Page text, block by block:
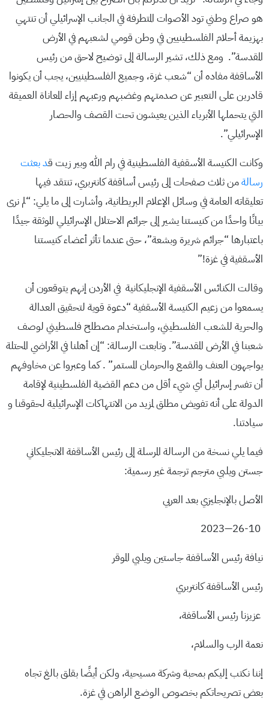
هو صراع وطني تود الأصوات المتطرفة في الجانب الإسرائيلي أن تنتهي
بهزيمة أحلام الفلسطينيين في وطن قومي لشعبهم في الأرض
المقدسة”. ومع ذلك، تشير الرسالة إلى توضيح لاحق من رئيس
الأساقفة مفاده أن “شعب غزة، وجميع الفلسطينيين، يجب أن يكونوا
قادرين على التعبير عن صدمتهم وغضبهم ورعبهم إزاء المعاناة العميقة
التي يتحملها الأبرياء الذين يعيشون تحت القصف والحصار
الإسرائيلي”.
وكانت الكنيسة الأسقفية الفلسطينية في رام الله وبير زيت قد بعثت
رسالةمن ثلاث صفحات إلى رئيس أساقفة كانتربري، تنتقد فيها
تعليقاته العامة في وسائل الإعلام البريطانية، وأشارت إلى ما يلي: “لم نرى
بيانًا واحدًا من كنيستنا يشير إلى جرائم الاحتلال الإسرائيلي الموثقة جيدًا
باعتبارها “جرائم شريرة وبشعة”، حتى عندما تأثر أعضاء كنيستنا
الأسقفية في غزة!”
وقالت الكنائس الأسقفية الإنجليكانية في الأردن إنهم يتوقعون أن
يسمعوا من زعيم الكنيسة الأسقفية “دعوة قوية لتحقيق العدالة
والحرية للشعب الفلسطيني، واستخدام مصطلح فلسطيني لوصف
شعبنا في الأرض المقدسة”. وتابعت الرسالة: “إن أهلنا في الأراضي المحتلة
يواجهون العنف والقمع والحرمان المستمر” . كما وعبروا عن مخاوفهم
أن تفسر إسرائيل أي شيء أقل من دعم القضية الفلسطينية لإقامة
الدولة على أنه تفويض مطلق لمزيد من الانتهاكات الإسرائيلية لحقوقنا و
سيادتنا.
فيما يلي نسخة من الرسالة المرسلة إلى رئيس الأساقفة الانجليكاني
جستن ويلبي مترجم ترجمة غير رسمية:
الأصل بالإنجليزي بعد العربي
نيافة رئيس الأساقفة جاستين ويلبي الموقر
رئيس الأساقفة كانتربري
عزيزنا رئيس الأساقفة،
نعمة الرب والسلام،
إننا نكتب إليكم بمحبة وشركة مسيحية، ولكن أيضًا بقلق بالغ تجاه
بعض تصريحاتكم بخصوص الوضع الراهن في غزة.